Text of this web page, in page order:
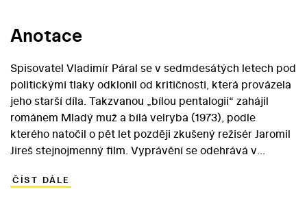
Anotace
Spisovatel Vladimír Páral se v sedmdesátých letech pod
politickými tlaky odklonil od kritičnosti, která provázela
jeho starší díla. Takzvanou „bílou pentalogii“ zahájil
románem Mladý muž a bílá velryba (1973), podle
kterého natočil o pět let později zkušený režisér Jaromil
Jireš stejnojmenný film. Vyprávění se odehrává v
inženýrka Edita Beningerová, aby s pomocí bývalého
ČÍST DÁLE